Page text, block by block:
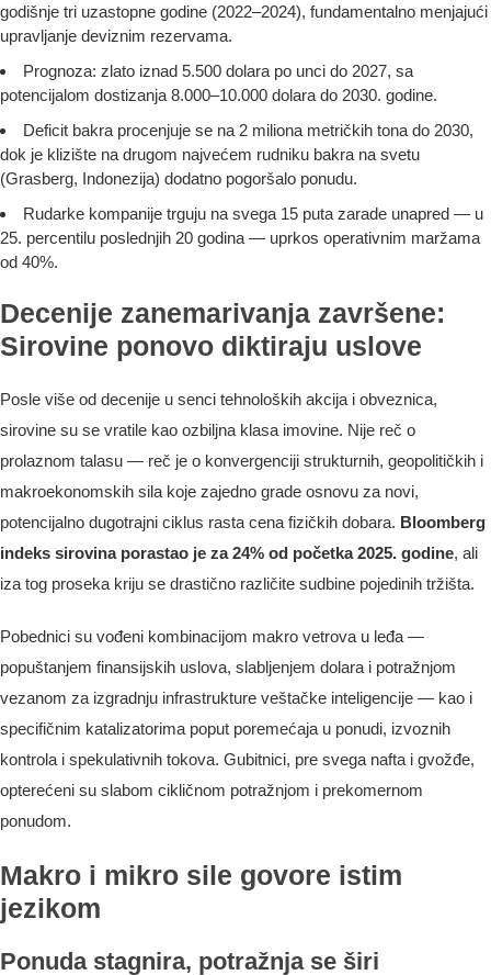
godišnje tri uzastopne godine (2022–2024), fundamentalno menjajući
upravljanje deviznim rezervama.
Prognoza: zlato iznad 5.500 dolara po unci do 2027, sa
potencijalom dostizanja 8.000–10.000 dolara do 2030. godine.
Deficit bakra procenjuje se na 2 miliona metričkih tona do 2030,
dok je klizište na drugom najvećem rudniku bakra na svetu
(Grasberg, Indonezija) dodatno pogoršalo ponudu.
Rudarke kompanije trguju na svega 15 puta zarade unapred — u
25. percentilu poslednjih 20 godina — uprkos operativnim maržama
od 40%.
Decenije zanemarivanja završene:
Sirovine ponovo diktiraju uslove
Posle više od decenije u senci tehnoloških akcija i obveznica,
sirovine su se vratile kao ozbiljna klasa imovine. Nije reč o
prolaznom talasu — reč je o konvergenciji strukturnih, geopolitičkih i
makroekonomskih sila koje zajedno grade osnovu za novi,
potencijalno dugotrajni ciklus rasta cena fizičkih dobara. Bloomberg
indeks sirovina porastao je za 24% od početka 2025. godine, ali
iza tog proseka kriju se drastično različite sudbine pojedinih tržišta.
Pobednici su vođeni kombinacijom makro vetrova u leđa —
popuštanjem finansijskih uslova, slabljenjem dolara i potražnjom
vezanom za izgradnju infrastrukture veštačke inteligencije — kao i
specifičnim katalizatorima poput poremećaja u ponudi, izvoznih
kontrola i spekulativnih tokova. Gubitnici, pre svega nafta i gvožđe,
opterećeni su slabom cikličnom potražnjom i prekomernom
ponudom.
Makro i mikro sile govore istim
jezikom
Ponuda stagnira, potražnja se širi